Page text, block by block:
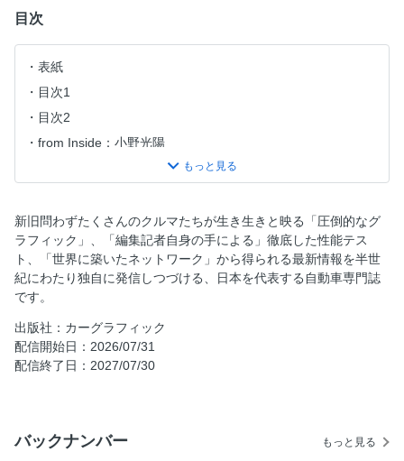
目次
表紙
目次1
目次2
from Inside：小野光陽
from Europe：Georg Kacher
from Outside：鈴木正文
NEWS JUNCTION
SUSHI ＆ CHIPS／ SUMMING UP｜Peter Nunn
特集： Traveling without Fueling 電気と水素で走る旅
アウディ A6 e-tron クワトロ
DS N°8
ボルボEX90 ウルトラ ツイン モーター パフォーマンス
ヒョンデ ネッソ
新旧問わずたくさんのクルマたちが生き生きと映る「圧倒的なグ
ラフィック」、「編集記者自身の手による」徹底した性能テス
ト、「世界に築いたネットワーク」から得られる最新情報を半世
紀にわたり独自に発信しつづける、日本を代表する自動車専門誌
です。
出版社：カーグラフィック
配信開始日：2026/07/31
配信終了日：2027/07/30
バックナンバー もっと見る